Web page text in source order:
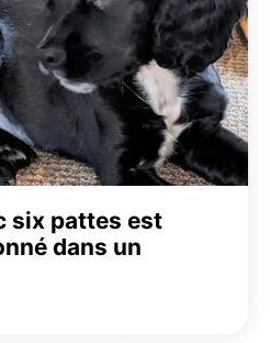
six pattes est
dans un